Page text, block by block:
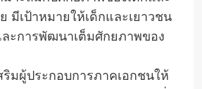
มีเป้าหมายให้เด็กและเยาวชน
ละการพัฒนาเต็มศักยภาพของ
ริมผู้ประกอบการภาคเอกชนให้